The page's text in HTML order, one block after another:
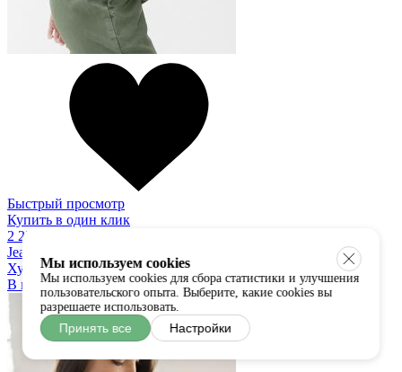
Быстрый просмотр
Купить в один клик
2 250 руб
Jean Louis Francois
Худи
В наличии:S/M M/L
Мы используем cookies
Мы используем cookies для сбора статистики и улучшения
пользовательского опыта. Выберите, какие cookies вы
разрешаете использовать.
Принять все Настройки